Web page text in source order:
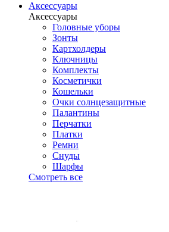
Аксессуары
Аксессуары
Головные уборы
Зонты
Картхолдеры
Ключницы
Комплекты
Косметички
Кошельки
Очки солнцезащитные
Палантины
Перчатки
Платки
Ремни
Снуды
Шарфы
Смотреть все